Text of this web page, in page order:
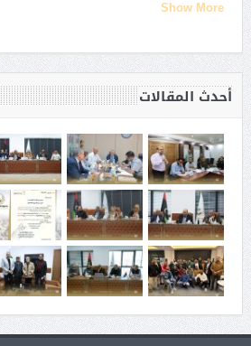
Show More
أحدث المقالات